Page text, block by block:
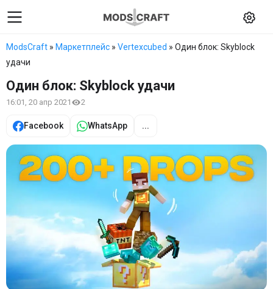
ModsCraft » Маркетплейс » Vertexcubed » Один блок: Skyblock
удачи
Один блок: Skyblock удачи
16:01, 20 апр 2021 2
Facebook WhatsApp ...